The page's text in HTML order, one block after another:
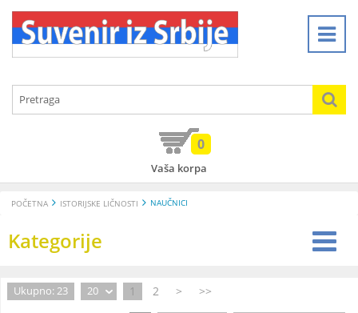
Vaša korpa
0
POČETNA ISTORIJSKE LIČNOSTI NAUČNICI
Kategorije
Ukupno: 23 20 1 2 > >>